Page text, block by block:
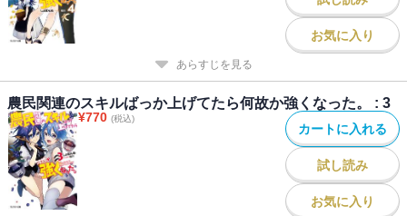
お気に入り
あらすじを見る
農民関連のスキルばっか上げてたら何故か強くなった。 : 3
¥770 (税込)
カートに入れる
試し読み
お気に入り